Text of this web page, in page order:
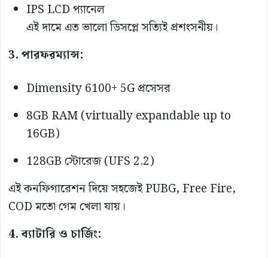
IPS LCD প্যানেল
এই দামে এত ভালো ডিসপ্লে সত্যিই প্রশংসনীয়।
3. পারফরম্যান্স:
Dimensity 6100+ 5G প্রসেসর
8GB RAM (virtually expandable up to
16GB)
128GB স্টোরেজ (UFS 2.2)
এই কনফিগারেশন দিয়ে সহজেই PUBG, Free Fire,
COD মতো গেম খেলা যায়।
4. ব্যাটারি ও চার্জিং: